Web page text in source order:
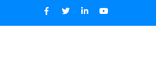
DAL 2006 DIFFONDE NOTIZIE SUI